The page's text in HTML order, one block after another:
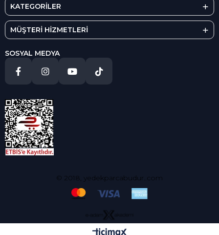
KATEGORİLER
MÜŞTERİ HİZMETLERİ
SOSYAL MEDYA
© 2018, yedekparcabudur..com